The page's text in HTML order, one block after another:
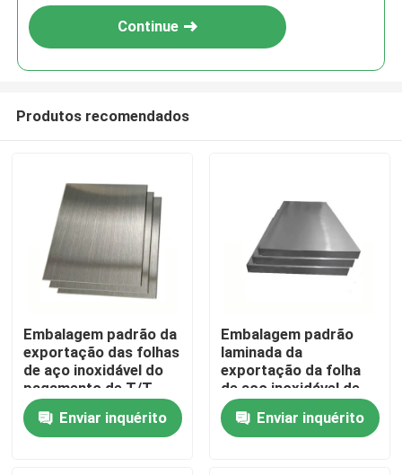
Casa
Produtos
Vídeos
Continue
Produtos recomendados
Embalagem padrão da
exportação das folhas
de aço inoxidável do
pagamento de T/T
para o uso industrial
Enviar inquérito
Embalagem padrão
laminada da
exportação da folha
de aço inoxidável de
0.3-100mm
Enviar inquérito